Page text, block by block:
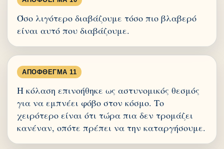
Όσο λιγότερο διαβάζουμε τόσο πιο βλαβερό
είναι αυτό που διαβάζουμε.
ΑΠΌΦΘΕΓΜΑ 11
Η κόλαση επινοήθηκε ως αστυνομικός θεσμός
για να εμπνέει φόβο στον κόσμο. Το
χειρότερο είναι ότι τώρα πια δεν τρομάζει
κανέναν, οπότε πρέπει να την καταργήσουμε.